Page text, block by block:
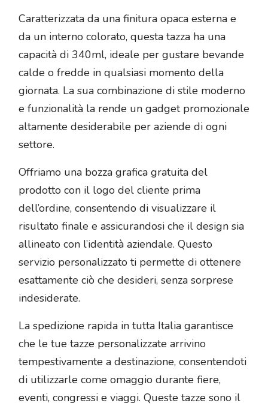
Caratterizzata da una finitura opaca esterna e
da un interno colorato, questa tazza ha una
capacità di 340ml, ideale per gustare bevande
calde o fredde in qualsiasi momento della
giornata. La sua combinazione di stile moderno
e funzionalità la rende un gadget promozionale
altamente desiderabile per aziende di ogni
settore.
Offriamo una bozza grafica gratuita del
prodotto con il logo del cliente prima
dell’ordine, consentendo di visualizzare il
risultato finale e assicurandosi che il design sia
allineato con l’identità aziendale. Questo
servizio personalizzato ti permette di ottenere
esattamente ciò che desideri, senza sorprese
indesiderate.
La spedizione rapida in tutta Italia garantisce
che le tue tazze personalizzate arrivino
tempestivamente a destinazione, consentendoti
di utilizzarle come omaggio durante fiere,
eventi, congressi e viaggi. Queste tazze sono il